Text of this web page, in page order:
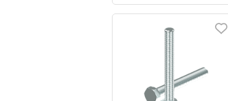
Стандарт:
DIN 933
0,019
Длина, мм:
16;